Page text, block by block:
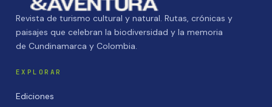
Revista de turismo cultural y natural. Rutas, crónicas y
paisajes que celebran la biodiversidad y la memoria
de Cundinamarca y Colombia.
EXPLORAR
Ediciones